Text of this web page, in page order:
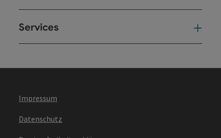
Services
Impressum
Datenschutz